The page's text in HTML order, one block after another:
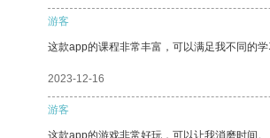
游客
这款app的课程非常丰富，可以满足我不同的
2023-12-16
游客
这款app的游戏非常好玩，可以让我消磨时间。